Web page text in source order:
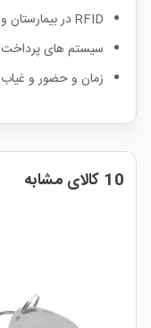
RFID در بیمارستان و مراقبت از سلامت
سیستم های پرداخت RFID
زمان و حضور و غیاب
10 کالای مشابه